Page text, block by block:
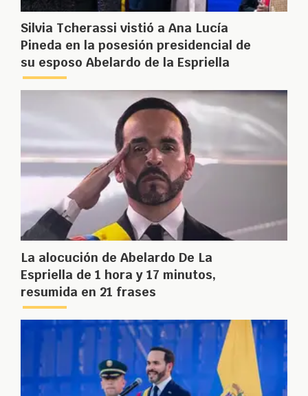
Silvia Tcherassi vistió a Ana Lucía
Pineda en la posesión presidencial de
su esposo Abelardo de la Espriella
La alocución de Abelardo De La
Espriella de 1 hora y 17 minutos,
resumida en 21 frases